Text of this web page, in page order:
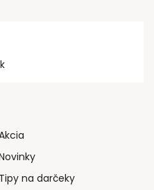
Tipy na darčeky